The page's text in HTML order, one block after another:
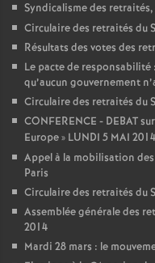
Syndicalisme des
Circulaire des retraités du
Résultats des votes des
Le pacte de
qu’aucun gouvernement
Circulaire des retraités du
CONFERENCE - DEBAT
Europe» LUNDI 5 MAI 2014
Appel à la mobilisation
Paris
Circulaire des retraités du
Assemblée générale des
2014
Mardi 28 mars : le